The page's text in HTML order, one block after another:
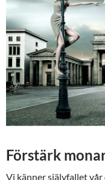
Förstärk
Vi känner självfallet